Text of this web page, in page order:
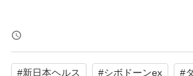
【ブランド】新日本ヘルス
【商品名】シボドーンEX
#新日本ヘルス #シボドーンex #